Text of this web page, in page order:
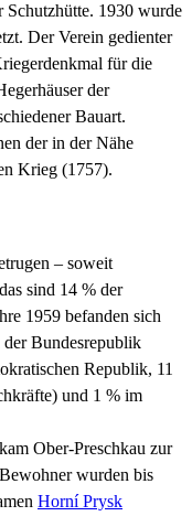
Schutzhütte. 1930 wurde
Der Verein gedienter
für die
der
Bauart.
der in der Nähe
Krieg (1757).
– soweit
sind 14 % der
1959 befanden sich
Bundesrepublik
Republik, 11
und 1 % im
Ober-Preschkau zur
wurden bis
Horní Prysk